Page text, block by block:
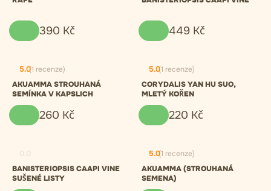
390 Kč 449 Kč
5.0(1 recenze)
AKUAMMA STROUHANÁ
SEMÍNKA V KAPSLICH
260 Kč
5.0(1 recenze)
CORYDALIS YAN HU SUO,
MLETÝ KOŘEN
220 Kč
BANISTERIOPSIS CAAPI VINE
SUŠENÉ LISTY
5.0(1 recenze)
AKUAMMA (STROUHANÁ
SEMENA)